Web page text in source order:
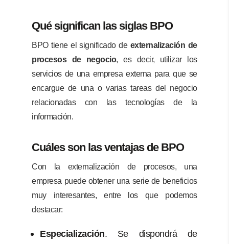
Qué significan las siglas BPO
BPO tiene el significado de externalización de
procesos de negocio, es decir, utilizar los
servicios de una empresa externa para que se
encargue de una o varias tareas del negocio
relacionadas con las tecnologías de la
información.
Cuáles son las ventajas de BPO
Con la externalización de procesos, una
empresa puede obtener una serie de beneficios
muy interesantes, entre los que podemos
destacar:
Especialización. Se dispondrá de